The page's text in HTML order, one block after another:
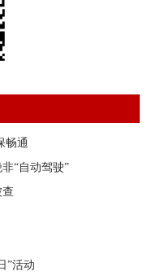
畅通
“自动驾驶”
”活动